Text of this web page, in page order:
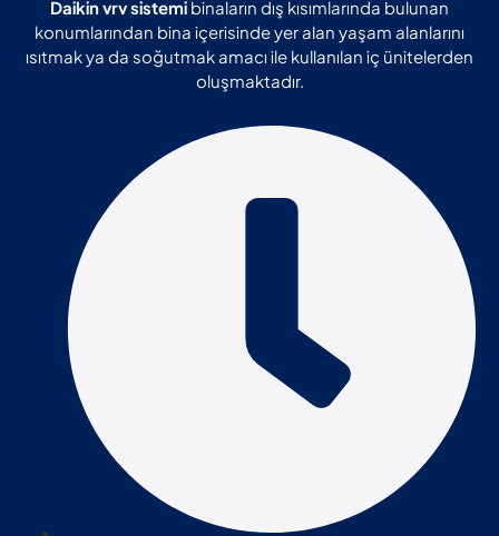
Daikin vrv sistemi binaların dış kısımlarında bulunan
konumlarından bina içerisinde yer alan yaşam alanlarını
ısıtmak ya da soğutmak amacı ile kullanılan iç ünitelerden
oluşmaktadır.